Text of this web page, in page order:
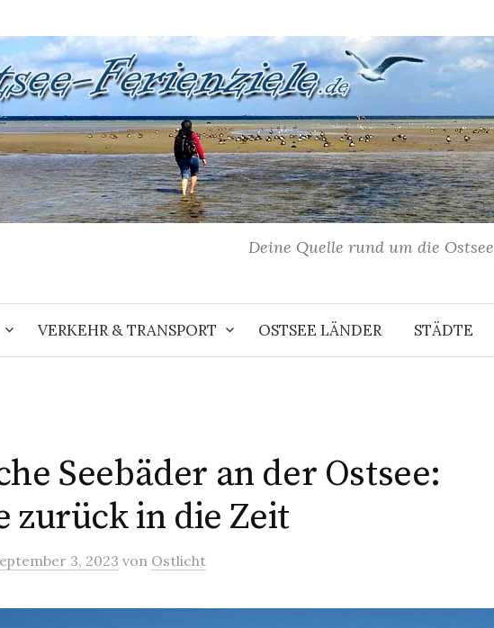
Deine Quelle rund um die Ostsee
VERKEHR & TRANSPORT OSTSEE LÄNDER STÄDTE
Seebäder an der Ostsee:
zurück in die Zeit
3, 2023 von Ostlicht